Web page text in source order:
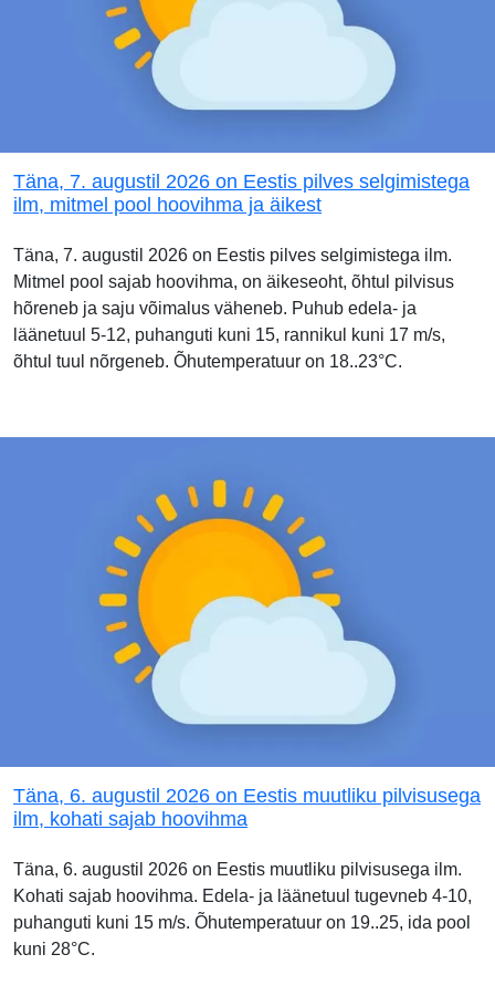
Täna, 7. augustil 2026 on Eestis pilves selgimistega
ilm, mitmel pool hoovihma ja äikest
Täna, 7. augustil 2026 on Eestis pilves selgimistega ilm.
Mitmel pool sajab hoovihma, on äikeseoht, õhtul pilvisus
hõreneb ja saju võimalus väheneb. Puhub edela- ja
läänetuul 5-12, puhanguti kuni 15, rannikul kuni 17 m/s,
õhtul tuul nõrgeneb. Õhutemperatuur on 18..23°C.
Täna, 6. augustil 2026 on Eestis muutliku pilvisusega
ilm, kohati sajab hoovihma
Täna, 6. augustil 2026 on Eestis muutliku pilvisusega ilm.
Kohati sajab hoovihma. Edela- ja läänetuul tugevneb 4-10,
puhanguti kuni 15 m/s. Õhutemperatuur on 19..25, ida pool
kuni 28°C.